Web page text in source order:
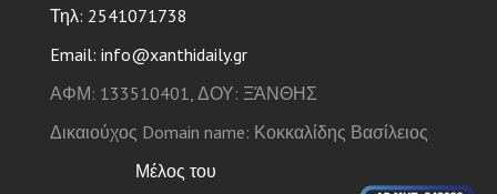
Τηλ: 2541071738
Email: info@xanthidaily.gr
ΑΦΜ: 133510401, ΔΟΥ: ΞΆΝΘΗΣ
Δικαιούχος Domain name: Κοκκαλίδης Βασίλειος
Μέλος του